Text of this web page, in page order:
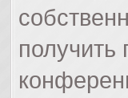
получить